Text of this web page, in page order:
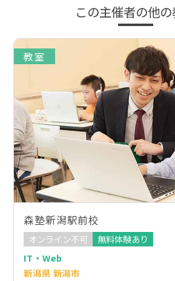
この主催者の他
教室
森塾新潟駅前校
オンライン不可
無料体験あり
IT・Web
新潟県 新潟市